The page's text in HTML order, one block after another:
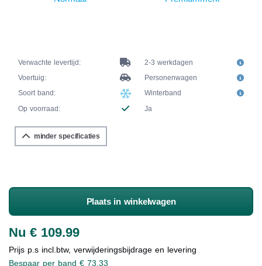
Verwachte levertijd:
2-3 werkdagen
Voertuig:
Personenwagen
Soort band:
Winterband
Op voorraad:
Ja
minder specificaties
Plaats in winkelwagen
Nu € 109.99
Prijs p.s incl.btw, verwijderingsbijdrage en levering
Bespaar per band € 73.33